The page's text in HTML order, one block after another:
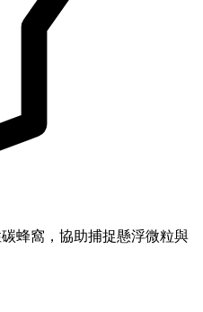
蜂窩，協助捕捉懸浮微粒與